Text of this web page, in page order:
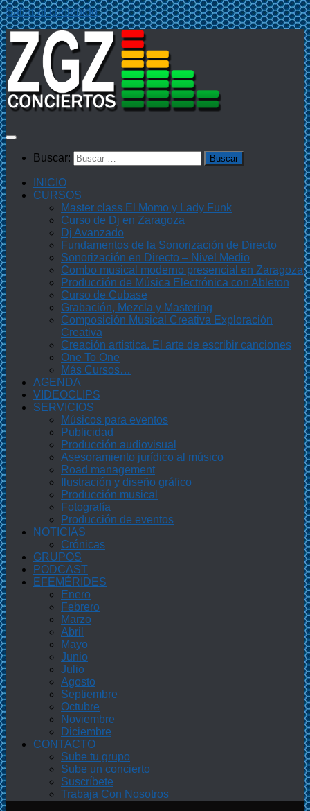
Saltar al contenido
Buscar:
INICIO
CURSOS
Master class El Momo y Lady Funk
Curso de Dj en Zaragoza
Dj Avanzado
Fundamentos de la Sonorización de Directo
Sonorización en Directo – Nivel Medio
Combo musical moderno presencial en Zaragoza
Producción de Música Electrónica con Ableton
Curso de Cubase
Grabación, Mezcla y Mastering
Composición Musical Creativa Exploración
Creativa
Creación artística. El arte de escribir canciones
One To One
Más Cursos…
AGENDA
VIDEOCLIPS
SERVICIOS
Músicos para eventos
Publicidad
Producción audiovisual
Asesoramiento jurídico al músico
Road management
Ilustración y diseño gráfico
Producción musical
Fotografía
Producción de eventos
NOTICIAS
Crónicas
GRUPOS
PODCAST
EFEMÉRIDES
Enero
Febrero
Marzo
Abril
Mayo
Junio
Julio
Agosto
Septiembre
Octubre
Noviembre
Diciembre
CONTACTO
Sube tu grupo
Sube un concierto
Suscríbete
Trabaja Con Nosotros